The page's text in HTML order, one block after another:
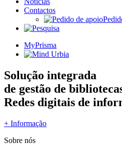
Contactos
MyPrisma
Solução integrada
de gestão de
Redes digitais de
+ Informação
Sobre nós